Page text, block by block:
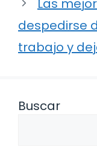
Las
despedirse
trabajo y
Buscar